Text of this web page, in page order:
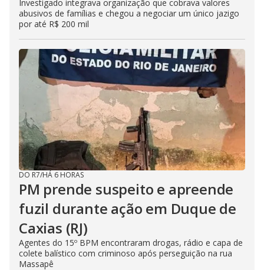
Investigado integrava organização que cobrava valores
abusivos de famílias e chegou a negociar um único jazigo
por até R$ 200 mil
DO R7/HÁ 6 HORAS
PM prende suspeito e apreende
fuzil durante ação em Duque de
Caxias (RJ)
Agentes do 15º BPM encontraram drogas, rádio e capa de
colete balístico com criminoso após perseguição na rua
Massapê